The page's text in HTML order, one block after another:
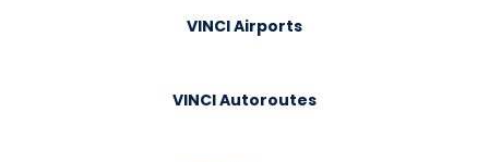
VINCI Airports
VINCI Autoroutes